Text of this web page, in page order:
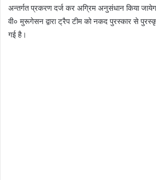
अन्तर्गत प्रकरण दर्ज कर अग्रिम अनुसंधान किया
वी० मुरूगेसन द्वारा ट्रैप टीम को नकद पुरस्कार से
गई है।